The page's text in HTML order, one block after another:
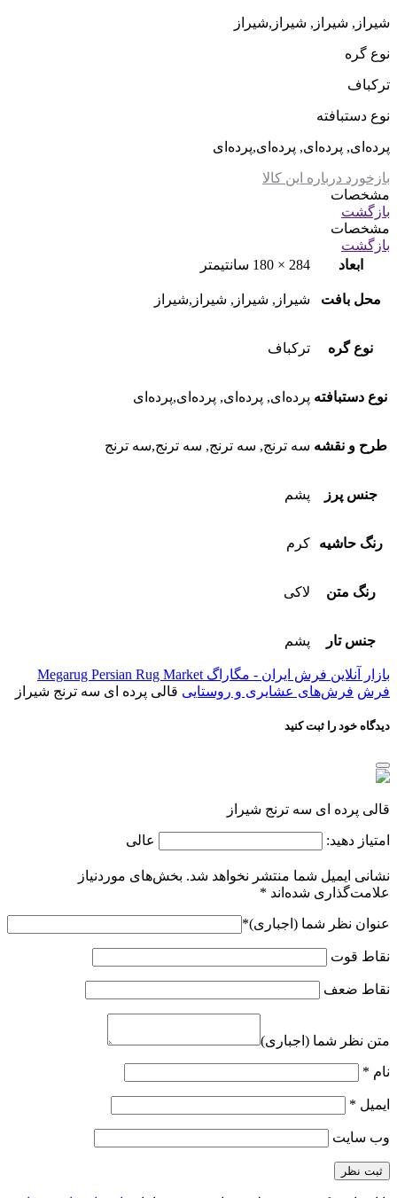
شیراز, شیراز, شیراز,شیراز
نوع گره
ترکباف
نوع دستبافته
پرده‌ای, پرده‌ای, پرده‌ای,پرده‌ای
بازخورد درباره این کالا
مشخصات
بازگشت
مشخصات
بازگشت
ابعاد
284 × 180 سانتیمتر
محل بافت شیراز, شیراز, شیراز,شیراز
نوع گره ترکباف
نوع دستبافته پرده‌ای, پرده‌ای, پرده‌ای,پرده‌ای
طرح و نقشه سه ترنج, سه ترنج, سه ترنج,سه ترنج
جنس پرز پشم
رنگ حاشیه کرم
رنگ متن لاکی
جنس تار پشم
بازار آنلاین فرش ایران - مگاراگ Megarug Persian Rug Market
فرش فرش‌های عشایری و روستایی قالی پرده ای سه ترنج شیراز
دیدگاه خود را ثبت کنید
قالی پرده ای سه ترنج شیراز
امتیاز دهید: عالی
نشانی ایمیل شما منتشر نخواهد شد. بخش‌های موردنیاز
علامت‌گذاری شده‌اند *
عنوان نظر شما (اجباری)*
نقاط قوت
نقاط ضعف
متن نظر شما (اجباری)
نام *
ایمیل *
وب‌ سایت